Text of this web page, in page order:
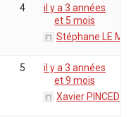
4
il y a 3 années
et 5 mois
Stéphane LE
5
il y a 3 années
et 9 mois
Xavier PINCEDÉ